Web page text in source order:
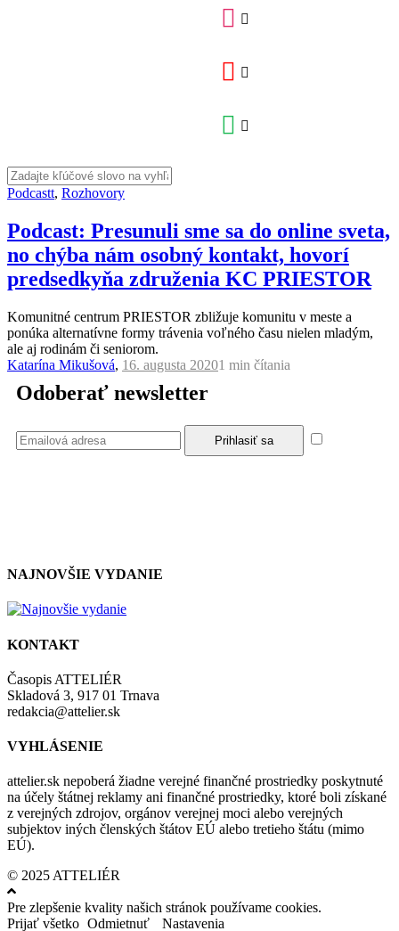
Podcastt, Rozhovory
Podcast: Presunuli sme sa do online sveta,
no chýba nám osobný kontakt, hovorí
predsedkyňa združenia KC PRIESTOR
Komunitné centrum PRIESTOR zbližuje komunitu v meste a
ponúka alternatívne formy trávenia voľného času nielen mladým,
ale aj rodinám či seniorom.
Katarína Mikušová, 16. augusta 20201 min čítania
Odoberať newsletter
NAJNOVŠIE VYDANIE
KONTAKT
Časopis ATTELIÉR
Skladová 3, 917 01 Trnava
redakcia@attelier.sk
VYHLÁSENIE
attelier.sk nepoberá žiadne verejné finančné prostriedky poskytnuté
na účely štátnej reklamy ani finančné prostriedky, ktoré boli získané
z verejných zdrojov, orgánov verejnej moci alebo verejných
subjektov iných členských štátov EÚ alebo tretieho štátu (mimo
EÚ).
© 2025 ATTELIÉR
Pre zlepšenie kvality našich stránok používame cookies.
Prijať všetko Odmietnuť Nastavenia